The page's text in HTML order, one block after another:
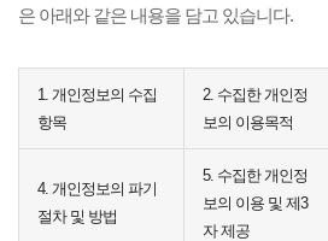
은 아래와 같은 내용을 담고 있습니다.
1. 개인정보의 수집
항목
2. 수집한 개인정
보의 이용목적
4. 개인정보의 파기
절차 및 방법
5. 수집한 개인정
보의 이용 및 제3
자 제공